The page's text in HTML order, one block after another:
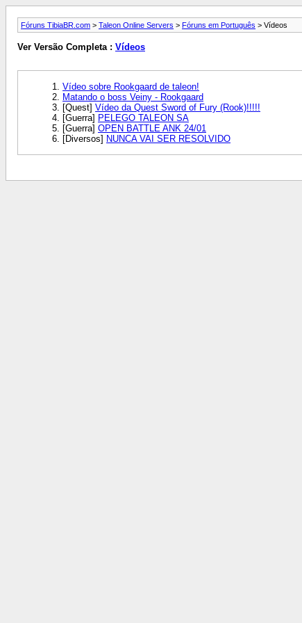
Fóruns TibiaBR.com > Taleon Online Servers > Fóruns em Português > Vídeos
Ver Versão Completa : Vídeos
Vídeo sobre Rookgaard de taleon!
Matando o boss Veiny - Rookgaard
[Quest] Vídeo da Quest Sword of Fury (Rook)!!!!!
[Guerra] PELEGO TALEON SA
[Guerra] OPEN BATTLE ANK 24/01
[Diversos] NUNCA VAI SER RESOLVIDO